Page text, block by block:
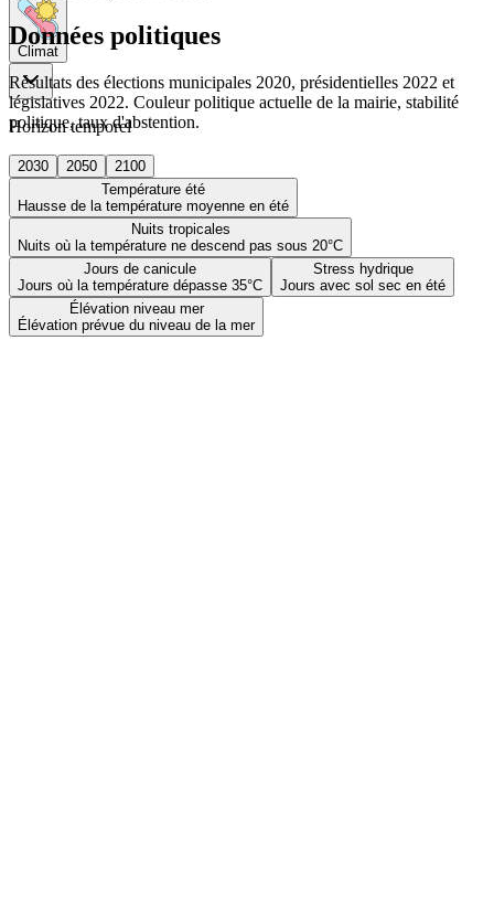
Climat
Horizon temporel
2030 2050
2100
Température été
Hausse de la température moyenne en été
Nuits tropicales
Nuits où la température ne descend pas sous 20°C
Jours de canicule
Jours où la température dépasse 35°C
Stress hydrique
Jours avec sol sec en été
Élévation niveau mer
Élévation prévue du niveau de la mer
Données politiques
Résultats des élections municipales 2020, présidentielles 2022 et
législatives 2022. Couleur politique actuelle de la mairie, stabilité
politique, taux d'abstention.